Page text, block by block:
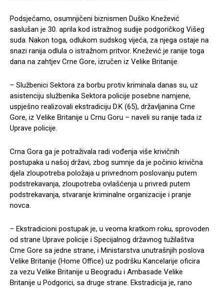
Podsjećamo, osumnjičeni biznismen Duško Knežević
saslušan je 30. aprila kod istražnog sudije podgoričkog Višeg
suda. Nakon toga, odlukom sudskog vijeća, za njega ostaje na
snazi ranija odlula o istražnom pritvor. Knežević je ranije toga
dana na zahtjev Crne Gore, izručen iz Velike Britanije.
– Službenici Sektora za borbu protiv kriminala danas su, uz
asistenciju službenika Sektora policije posebne namjene,
uspješno realizovali ekstradiciju D.K (65), državljanina Crne
Gore, iz Velike Britanije u Crnu Goru – naveli su ranije tada iz
Uprave policije.
Crna Gora ga je potraživala radi vođenja više krivičnih
postupaka u našoj državi, zbog sumnje da je počinio krivična
djela zloupotreba položaja u privrednom poslovanju putem
podstrekavanja, zloupotreba ovlašćenja u privredi putem
podstrekavanja, stvaranje kriminalne organizacije i pranje
novca.
– Ekstradicioni postupak je, u veoma kratkom roku, sprovoden
od strane Uprave policije i Specijalnog državnog tužilaštva
Crne Gore sa jedne strane, i Ministarstva unutrašnjih poslova
Velike Britanije (Home Office) uz podršku Kancelarije oficira
za vezu Velike Britanije u Beogradu i Ambasade Velike
Britanije u Podgorici, sa druge strane. Ekstradicija je, rano